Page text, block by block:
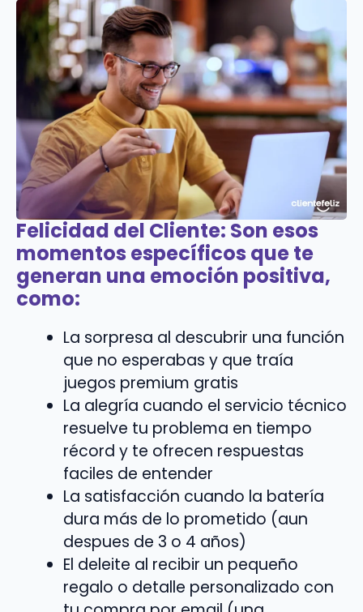
Felicidad del Cliente: Son esos
momentos específicos que te
generan una emoción positiva,
como:
La sorpresa al descubrir una función
que no esperabas y que traía
juegos premium gratis
La alegría cuando el servicio técnico
resuelve tu problema en tiempo
récord y te ofrecen respuestas
faciles de entender
La satisfacción cuando la batería
dura más de lo prometido (aun
despues de 3 o 4 años)
El deleite al recibir un pequeño
regalo o detalle personalizado con